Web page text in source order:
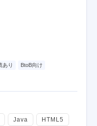
あり BtoB向け
Java HTML5